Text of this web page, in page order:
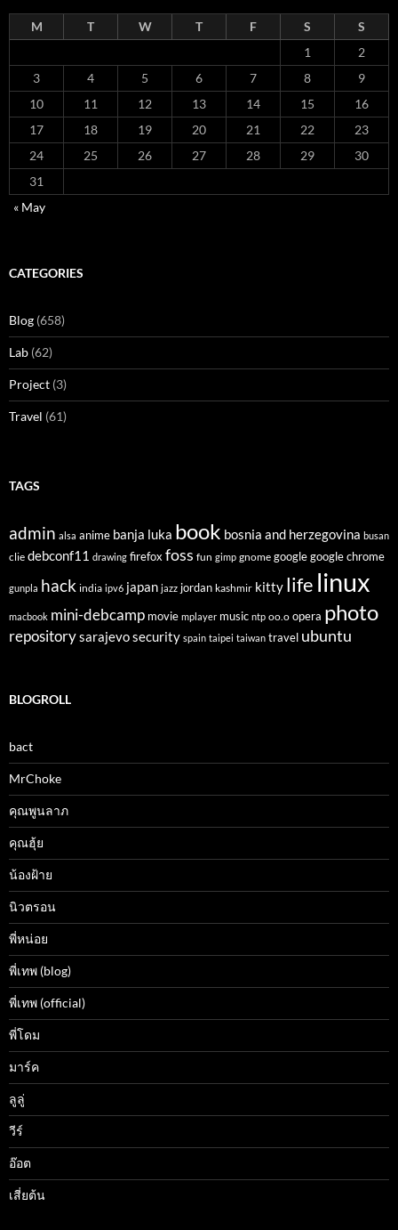
M T W T F S
S
1
2
3
4 5 6 7 8
9
10
11 12 13 14 15
16
17
18 19 20 21 22
23
24
25 26 27 28 29
30
31
« May
CATEGORIES
Blog (658)
Lab (62)
Project (3)
Travel (61)
TAGS
admin alsa anime banja luka book bosnia and herzegovina busan
clie debconf11 drawing firefoxfoss fun gimp gnome google google chrome
gunpla hack india ipv6 japan jazz jordan kashmir kitty life linux
macbook mini-debcamp movie mplayer music ntp oo.o opera photo
repositorysarajevosecurity spain taipei taiwan travel ubuntu
BLOGROLL
bact
MrChoke
คุณพูนลาภ
คุณฮุ้ย
น้องฝ้าย
นิวตรอน
พี่หน่อย
พี่เทพ (blog)
พี่เทพ (official)
พี่โดม
มาร์ค
ลูลู่
วีร์
อ๊อต
เสี่ยต้น